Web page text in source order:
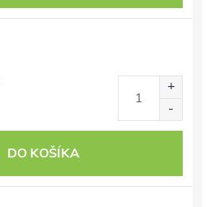
DO KOŠÍKA